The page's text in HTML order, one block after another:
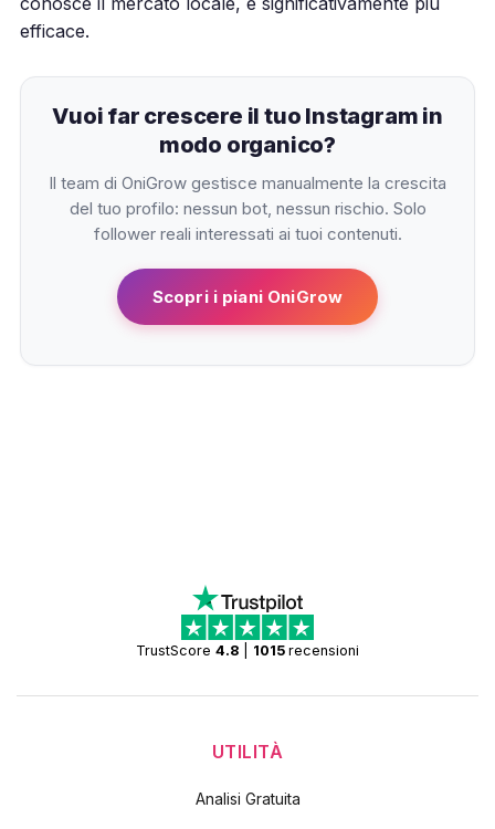
efficace.
Vuoi far crescere il tuo Instagram in
modo organico?
Il team di OniGrow gestisce manualmente la crescita
del tuo profilo: nessun bot, nessun rischio. Solo
follower reali interessati ai tuoi contenuti.
Scopri i piani OniGrow
TrustScore 4.8 1015 recensioni
UTILITÀ
Analisi Gratuita